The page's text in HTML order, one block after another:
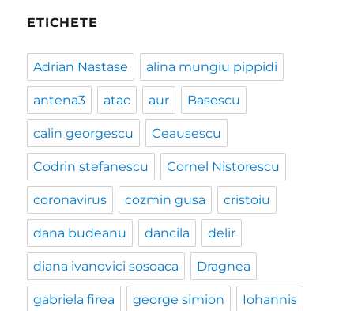
ETICHETE
Adrian Nastase alina mungiu pippidi
antena3 atac aur Basescu
calin georgescu Ceausescu
Codrin stefanescu Cornel Nistorescu
coronavirus cozmin gusa cristoiu
dana budeanu dancila delir
diana ivanovici sosoaca Dragnea
gabriela firea george simion Iohannis